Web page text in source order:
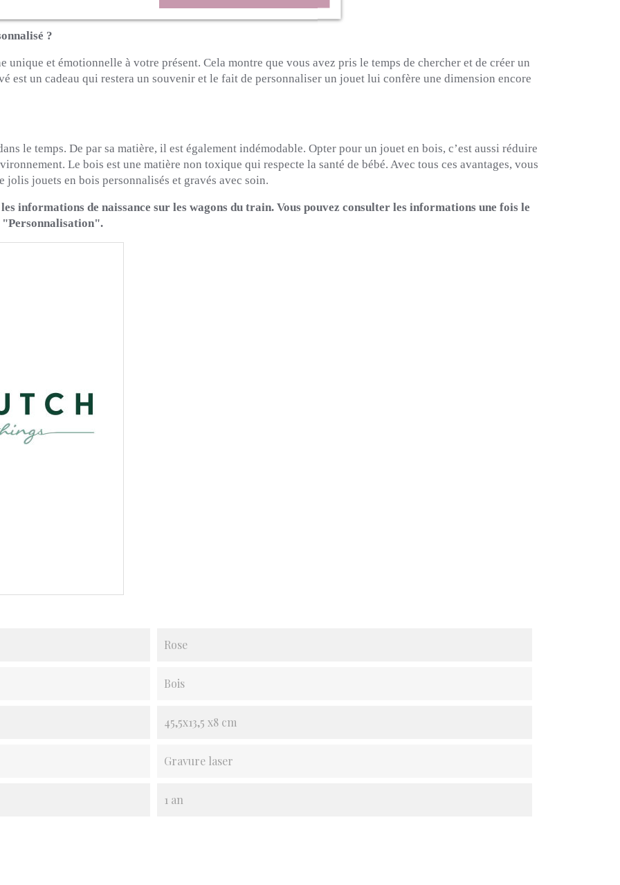
?
et émotionnelle à votre présent. Cela montre que vous avez pris le temps de chercher et de créer un
est un cadeau qui restera un souvenir et le fait de personnaliser un jouet lui confère une dimension encore
le temps. De par sa matière, il est également indémodable. Opter pour un jouet en bois, c’est aussi réduire
Le bois est une matière non toxique qui respecte la santé de bébé. Avec tous ces avantages, vous
jouets en bois personnalisés et gravés avec soin.
informations de naissance sur les wagons du train. Vous pouvez consulter les informations une fois le
Rose
Bois
45,5x13,5 x8 cm
Gravure laser
1 an